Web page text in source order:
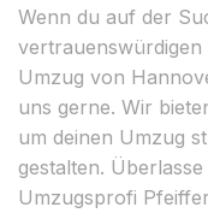
Wenn du auf der
Umzug von
uns gerne. Wir
um deinen Umzug
gestalten.
Umzugsprofi